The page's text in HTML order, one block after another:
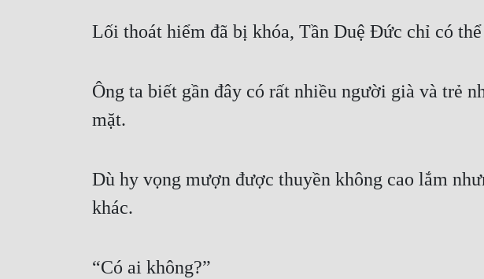
Lối thoát hiểm đã bị khóa, Tần Duệ Đức chỉ có
Ông ta biết gần đây có rất nhiều người già và trẻ
mặt.
Dù hy vọng mượn được thuyền không cao lắm
khác.
“Có ai không?”